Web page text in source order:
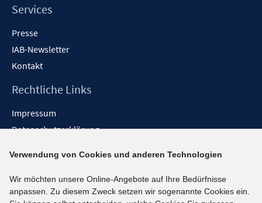
Services
Presse
IAB-Newsletter
Kontakt
Rechtliche Links
Impressum
Datenschutzerklärung
Barrieren melden
Social-Media-Kanäle
Verwendung von Cookies und anderen Technologien
Wir möchten unsere Online-Angebote auf Ihre Bedürfnisse
anpassen. Zu diesem Zweck setzen wir sogenannte Cookies ein.